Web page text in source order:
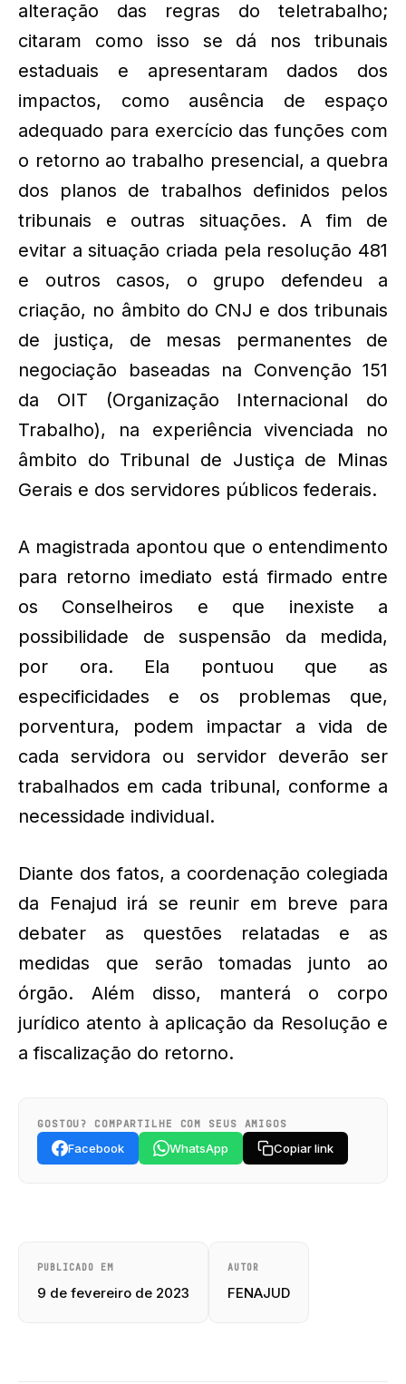
alteração das regras do teletrabalho;
citaram como isso se dá nos tribunais
estaduais e apresentaram dados dos
impactos, como ausência de espaço
adequado para exercício das funções com
o retorno ao trabalho presencial, a quebra
dos planos de trabalhos definidos pelos
tribunais e outras situações. A fim de
evitar a situação criada pela resolução 481
e outros casos, o grupo defendeu a
criação, no âmbito do CNJ e dos tribunais
de justiça, de mesas permanentes de
negociação baseadas na Convenção 151
da OIT (Organização Internacional do
Trabalho), na experiência vivenciada no
âmbito do Tribunal de Justiça de Minas
Gerais e dos servidores públicos federais.
A magistrada apontou que o entendimento
para retorno imediato está firmado entre
os Conselheiros e que inexiste a
possibilidade de suspensão da medida,
por ora. Ela pontuou que as
especificidades e os problemas que,
porventura, podem impactar a vida de
cada servidora ou servidor deverão ser
trabalhados em cada tribunal, conforme a
necessidade individual.
Diante dos fatos, a coordenação colegiada
da Fenajud irá se reunir em breve para
debater as questões relatadas e as
medidas que serão tomadas junto ao
órgão. Além disso, manterá o corpo
jurídico atento à aplicação da Resolução e
a fiscalização do retorno.
GOSTOU? COMPARTILHE COM SEUS AMIGOS
Facebook WhatsApp Copiar link
PUBLICADO EM
9 de fevereiro de 2023
AUTOR
FENAJUD